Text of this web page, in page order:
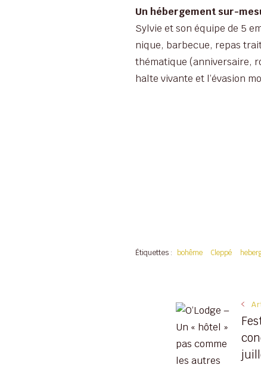
Un hébergement sur-
Sylvie et son équipe de 5
nique, barbecue, repas
thématique (anniversaire,
halte vivante et l’évasion
Étiquettes : bohême Cleppé
des
articles